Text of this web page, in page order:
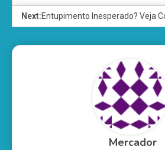
Next:Entupimento Inesperado? Veja
Mercador